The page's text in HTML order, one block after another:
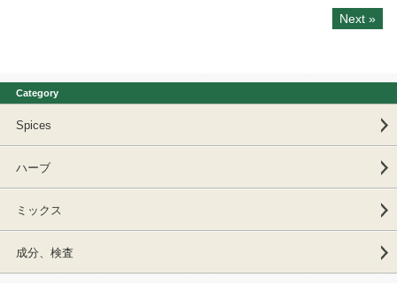
Next »
Category
Spices
ハーブ
ミックス
成分、検査